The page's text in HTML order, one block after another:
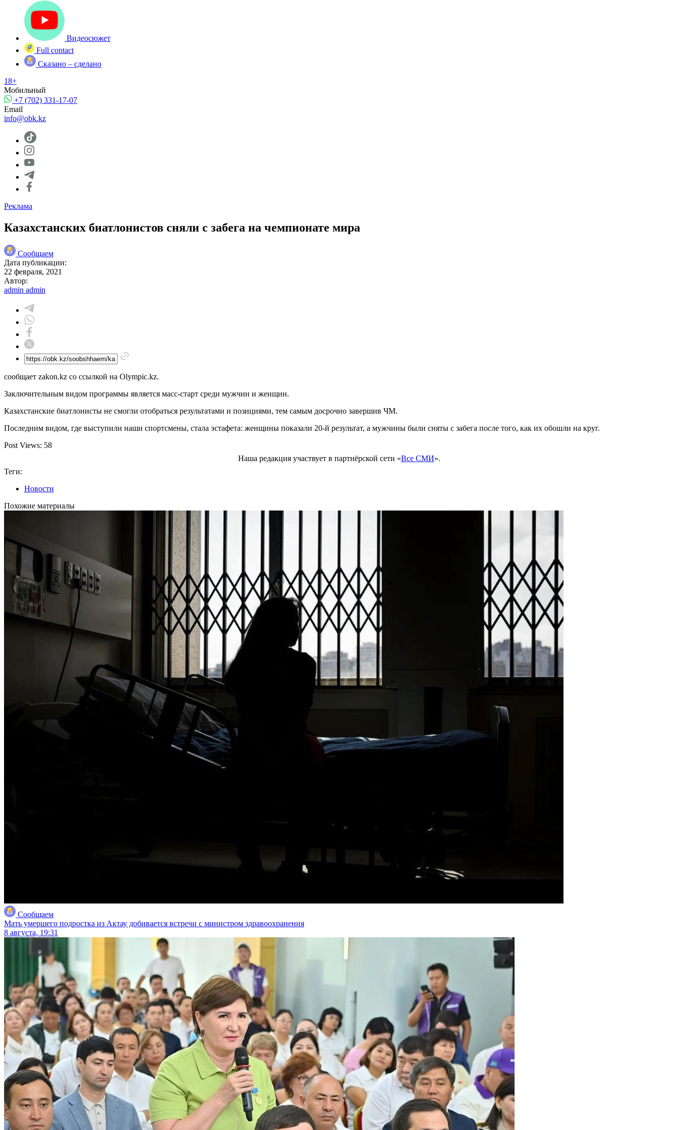
Видеосюжет
Full contact
Сказано – сделано
18+
Мобильный
+7 (702) 331-17-07
Email
info@obk.kz
Реклама
Казахстанских биатлонистов сняли с забега на чемпионате мира
Сообщаем
Дата публикации:
22 февраля, 2021
Автор:
admin admin
сообщает zakon.kz со ссылкой на Olympic.kz.
Заключительным видом программы является масс-старт среди мужчин и женщин.
Казахстанские биатлонисты не смогли отобраться результатами и позициями, тем самым досрочно завершив ЧМ.
Последним видом, где выступили наши спортсмены, стала эстафета: женщины показали 20-й результат, а мужчины были сняты с забега после того, как их обошли на круг.
Post Views: 58
Наша редакция участвует в партнёрской сети «Все СМИ».
Теги:
Новости
Похожие материалы
Сообщаем
Мать умершего подростка из Актау добивается встречи с министром здравоохранения
8 августа, 19:31